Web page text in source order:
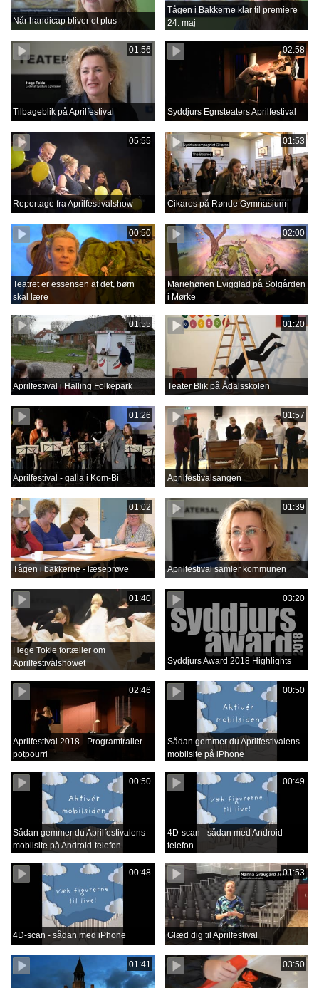
Når handicap bliver et plus
Tågen i Bakkerne klar til premiere
24. maj
01:56
Tilbageblik på Aprilfestival
02:58
Syddjurs Egnsteaters Aprilfestival
05:55
Reportage fra Aprilfestivalshow
01:53
Cikaros på Rønde Gymnasium
00:50
Teatret er essensen af det, børn
skal lære
02:00
Mariehønen Evigglad på Solgården
i Mørke
01:55
Aprilfestival i Halling Folkepark
01:20
Teater Blik på Ådalsskolen
01:26
Aprilfestival - galla i Kom-Bi
01:57
Aprilfestivalsangen
01:02
Tågen i bakkerne - læseprøve
01:39
Aprilfestival samler kommunen
01:40
Hege Tokle fortæller om
Aprilfestivalshowet
03:20
Syddjurs Award 2018 Highlights
02:46
Aprilfestival 2018 - Programtrailer-
potpourri
00:50
Sådan gemmer du Aprilfestivalens
mobilsite på iPhone
00:50
Sådan gemmer du Aprilfestivalens
mobilsite på Android-telefon
00:49
4D-scan - sådan med Android-
telefon
00:48
4D-scan - sådan med iPhone
01:53
Glæd dig til Aprilfestival
01:41 03:50